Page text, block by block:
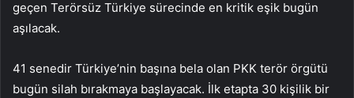
geçen Terörsüz Türkiye sürecinde en kritik eşik bugün
aşılacak.
41 senedir Türkiye’nin başına bela olan PKK terör örgütü
bugün silah bırakmaya başlayacak. İlk etapta 30 kişilik bir